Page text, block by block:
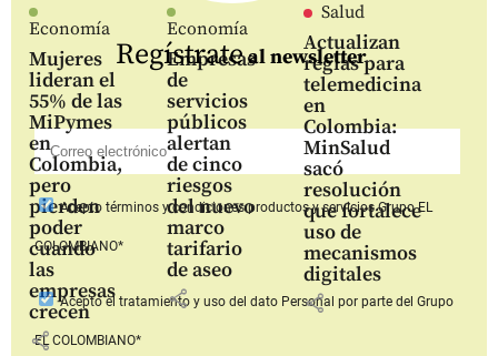
Economía
Mujeres
lideran el
55% de las
MiPymes
en
Colombia,
pero
pierden
poder
cuando
las
empresas
crecen
share
Economía
Empresas
de
servicios
públicos
alertan
de cinco
riesgos
del nuevo
marco
tarifario
de aseo
share
Salud
Actualizan
reglas para
telemedicina
en
Colombia:
MinSalud
sacó
resolución
que fortalece
uso de
mecanismos
digitales
share
Regístrateal newsletter
Aceptotérminos y condiciones productos y serviciosGrupo EL
COLOMBIANO*
Aceptoel tratamiento y uso del dato Personal por parte del Grupo
EL COLOMBIANO*